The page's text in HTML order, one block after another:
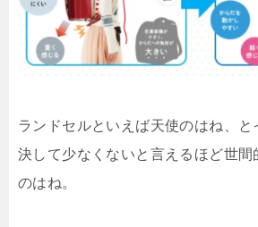
ランドセルといえば天使のはね、と
決して少なくないと言えるほど世間
のはね。